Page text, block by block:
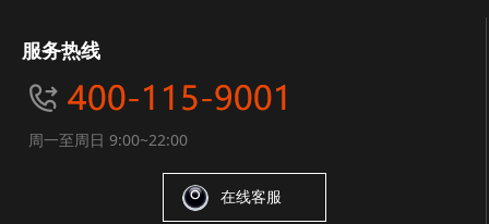
服务热线
周一至周日 9:00~22:00
在线客服